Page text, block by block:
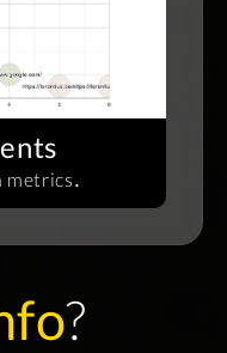
metrics
?